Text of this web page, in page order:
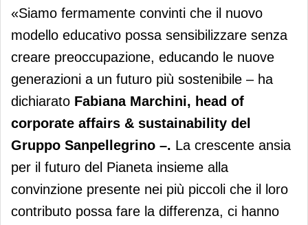
«Siamo fermamente convinti che il nuovo
modello educativo possa sensibilizzare senza
creare preoccupazione, educando le nuove
generazioni a un futuro più sostenibile – ha
dichiarato Fabiana Marchini, head of
corporate affairs & sustainability del
Gruppo Sanpellegrino –. La crescente ansia
per il futuro del Pianeta insieme alla
convinzione presente nei più piccoli che il loro
contributo possa fare la differenza, ci hanno